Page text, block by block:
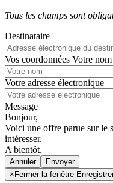
Tous les champs sont
Destinataire
Vos coordonnées Votre nom
Votre adresse électronique
Message
Bonjour,
Voici une offre parue sur le
intéresser.
A bientôt.
Annuler
× Fermer la fenêtre